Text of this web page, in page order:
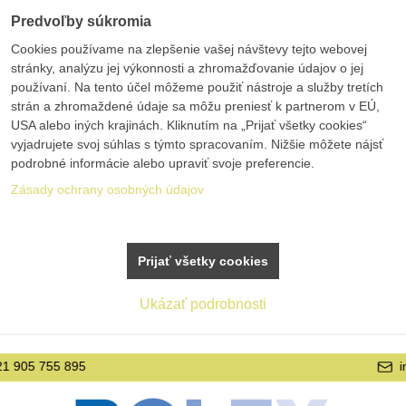
Predvoľby súkromia
Cookies používame na zlepšenie vašej návštevy tejto webovej
stránky, analýzu jej výkonnosti a zhromažďovanie údajov o jej
používaní. Na tento účel môžeme použiť nástroje a služby tretích
strán a zhromaždené údaje sa môžu preniesť k partnerom v EÚ,
USA alebo iných krajinách. Kliknutím na „Prijať všetky cookies“
vyjadrujete svoj súhlas s týmto spracovaním. Nižšie môžete nájsť
podrobné informácie alebo upraviť svoje preferencie.
Zásady ochrany osobných údajov
Ukázať podrobnosti
Prijať všetky cookies